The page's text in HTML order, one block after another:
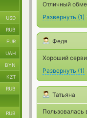
Отличный
Развернуть (1)
Федя
Хороший
Развернуть (1)
Татьяна
Пользовалась
USD
RUB
EUR
UAH
BYN
KZT
RUB
RUB